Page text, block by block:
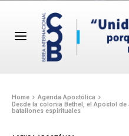
Home
Agenda Apostólica
Desde la colonia Bethel, el Apóstol
batallones espirituales